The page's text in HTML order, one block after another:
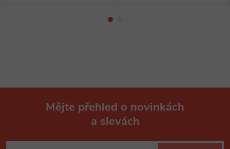
Mějte přehled o novinkách
a slevách